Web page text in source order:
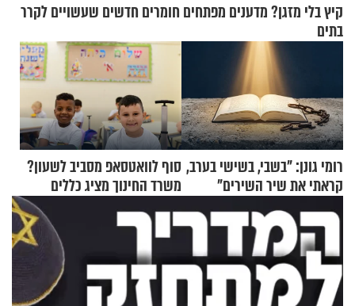
קיץ בלי מזגן? מדענים מפתחים חומרים חדשים שעשויים לקרר
בתים
רומי גונן: "בשבי, בשישי בערב,
קראתי את שיר השירים"
סוף לוואטסאפ מסביב לשעון?
משרד החינוך מציג כללים
חדשים להורים ולמורים